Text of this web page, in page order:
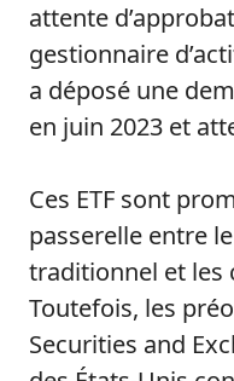
attente
gestionnaire
a déposé une
en juin 2023 et
Ces ETF sont
passerelle entre
traditionnel et les
Toutefois, les
Securities and